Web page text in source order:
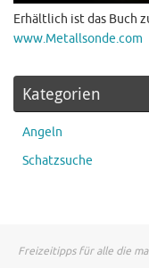
Erhältlich ist das Buch
www.Metallsonde.com
Kategorien
Angeln
Schatzsuche
Freizeitipps für alle die